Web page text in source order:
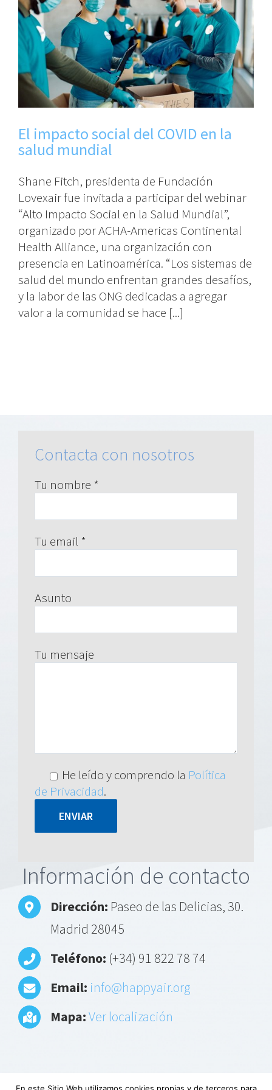
El impacto social del COVID en la
salud mundial
Shane Fitch, presidenta de Fundación
Lovexair fue invitada a participar del webinar
“Alto Impacto Social en la Salud Mundial”,
organizado por ACHA-Americas Continental
Health Alliance, una organización con
presencia en Latinoamérica. “Los sistemas de
salud del mundo enfrentan grandes desafíos,
y la labor de las ONG dedicadas a agregar
valor a la comunidad se hace [...]
Contacta con nosotros
Tu nombre *
Tu email *
Asunto
Tu mensaje
He leído y comprendo la Política
de Privacidad.
Información de contacto
Dirección: Paseo de las Delicias, 30.
Madrid 28045
Teléfono: (+34) 91 822 78 74
Email: info@happyair.org
Mapa:Ver localización